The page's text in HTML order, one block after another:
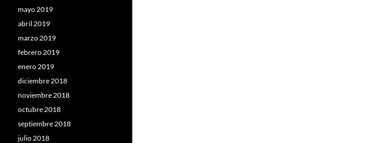
mayo 2019
abril 2019
marzo 2019
febrero 2019
enero 2019
diciembre 2018
noviembre 2018
octubre 2018
septiembre 2018
julio 2018